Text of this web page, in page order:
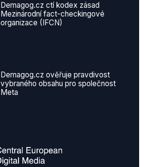
Demagog.cz ctí kodex zásad
Mezinárodní fact-checkingové
organizace (IFCN)
Demagog.cz ověřuje pravdivost
vybraného obsahu pro společnost
Meta